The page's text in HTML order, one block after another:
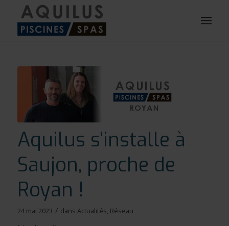
Aquilus s’installe à
Saujon, proche de
Royan !
24 mai 2023 / dans Actualités, Réseau